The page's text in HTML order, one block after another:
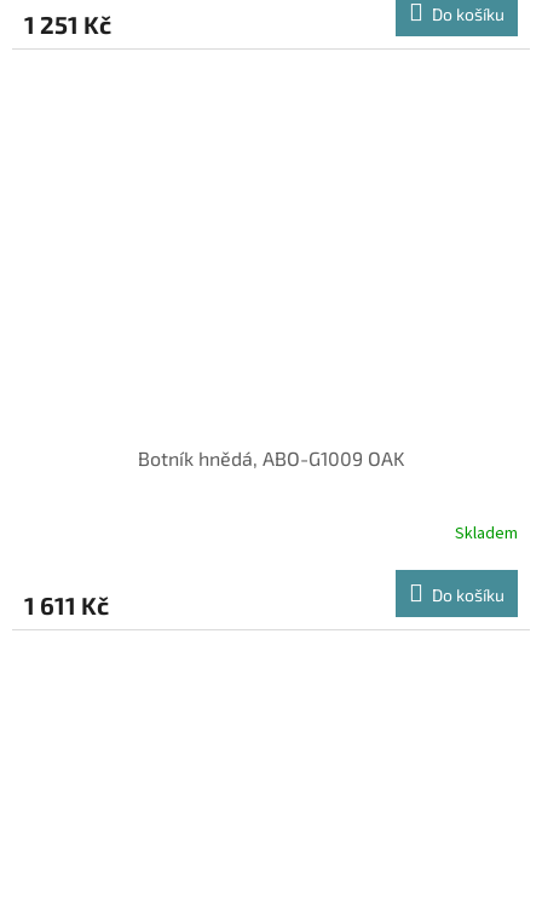
1 251 Kč Do košíku
Botník hnědá, ABO-G1009 OAK
Skladem
1 611 Kč Do košíku